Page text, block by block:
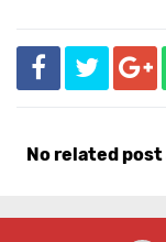
No related post